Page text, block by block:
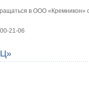
в ООО «Кремникон»
21-06